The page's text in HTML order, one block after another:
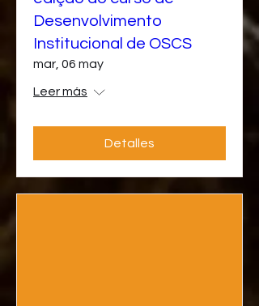
Desenvolvimento
Institucional de OSCS
mar, 06 may
Leer más
Detalles